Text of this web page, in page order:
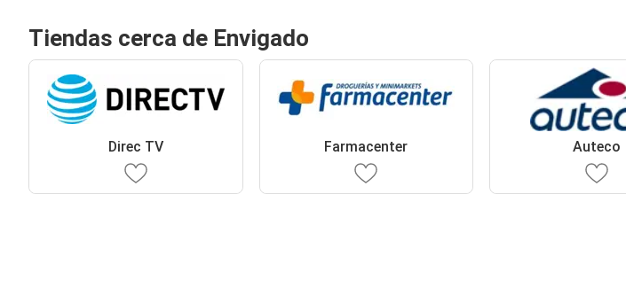
Tiendas cerca de Envigado
Direc TV Farmacenter Auteco